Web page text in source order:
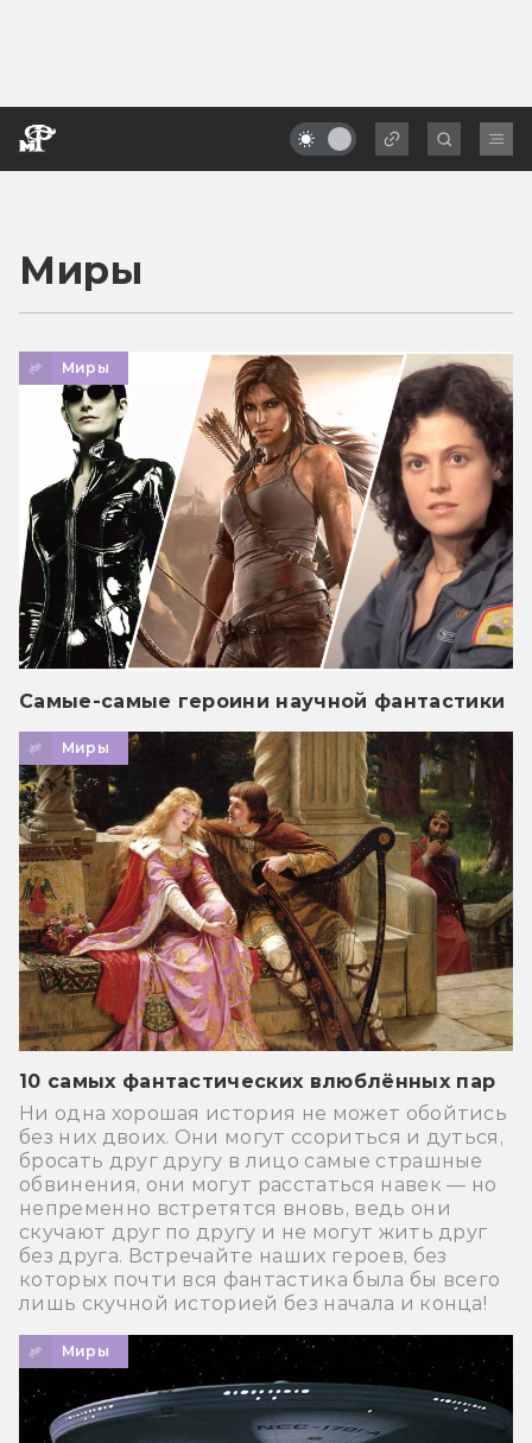
Миры
Миры
Самые-самые героини научной фантастики
Миры
10 самых фантастических влюблённых пар
Ни одна хорошая история не может обойтись
без них двоих. Они могут ссориться и дуться,
бросать друг другу в лицо самые страшные
обвинения, они могут расстаться навек — но
непременно встретятся вновь, ведь они
скучают друг по другу и не могут жить друг
без друга. Встречайте наших героев, без
которых почти вся фантастика была бы всего
лишь скучной историей без начала и конца!
Миры